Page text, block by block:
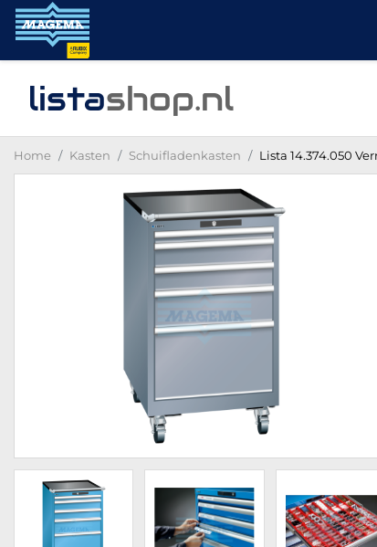
listashop.nl
Home Kasten Schuifladenkasten Lista 14.374.050